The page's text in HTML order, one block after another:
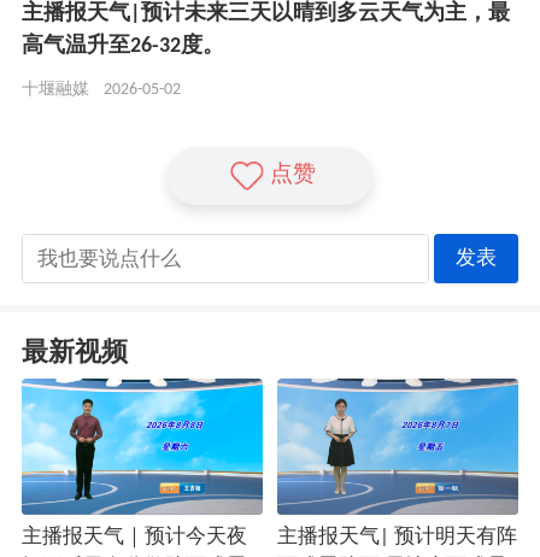
主播报天气|预计未来三天以晴到多云天气为主，最
高气温升至26-32度。
十堰融媒 2026-05-02
点赞
发表
最新视频
主播报天气｜预计今天夜
主播报天气| 预计明天有阵